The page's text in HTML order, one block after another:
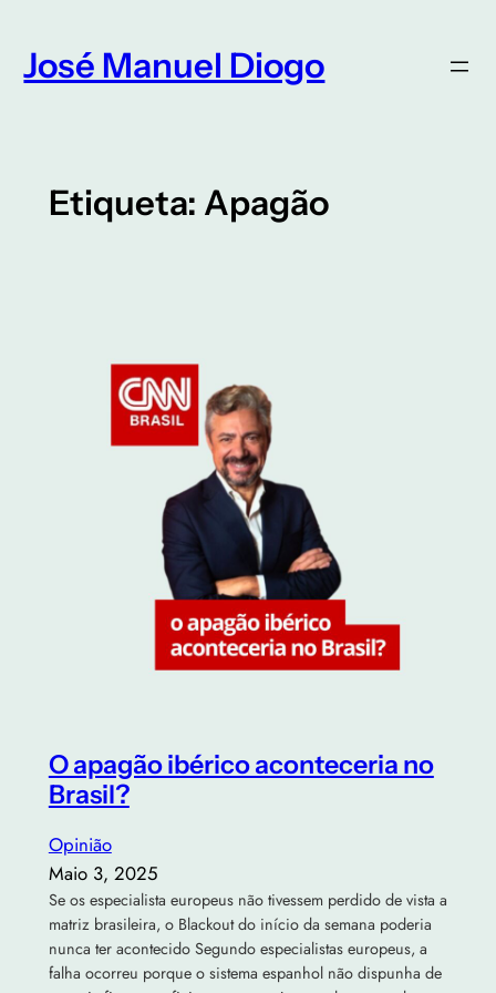
para
José Manuel Diogo
Etiqueta: Apagão
O apagão ibérico aconteceria no
Brasil?
Opinião
Maio 3, 2025
Se os especialista europeus não tivessem perdido de vista a
matriz brasileira, o Blackout do início da semana poderia
nunca ter acontecido Segundo especialistas europeus, a
falha ocorreu porque o sistema espanhol não dispunha de